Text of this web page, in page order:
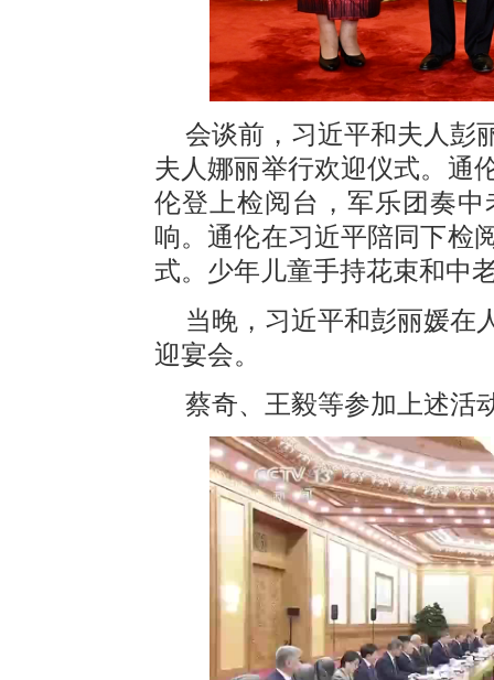
会谈前，习近平和夫人彭
夫人娜丽举行欢迎仪式。通
伦登上检阅台，军乐团奏
响。通伦在习近平陪同下检
式。少年儿童手持花束和中
当晚，习近平和彭丽媛在
迎宴会。
蔡奇、王毅等参加上述活